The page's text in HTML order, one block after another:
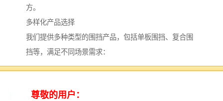
方。
多样化产品选择
我们提供多种类型的围挡产品，包括单板围挡、复合围
挡等，满足不同场景需求：
- 单板围挡：经济实用，安装便捷，适合短期工程或对
- 复合围挡：结构更稳固，隔音隔热性能更优，适合中